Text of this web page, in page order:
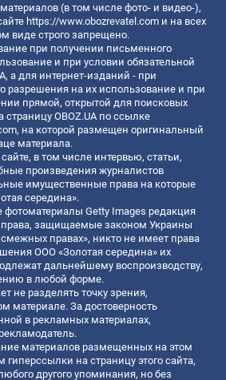
(в том числе фото- и видео-),
https://www.obozrevatel.com и на всех
виде строго запрещено.
при получении письменного
и при условии обязательной
а для интернет-изданий - при
разрешения на их использование и при
прямой, открытой для поисковых
OBOZ.UA по ссылке
, на которой размещен оригинальный
материала.
в том числе интервью, статьи,
произведения журналистов
имущественные права на которые
середина».
фотоматериалы Getty Images редакция
защищаемые законом Украины
смежных правах», никто не имеет права
ООО «Золотая середина» их
дальнейшему воспроизводству,
в любой форме.
не разделять точку зрения,
материале. За достоверность
в рекламных материалах,
материалов размещенных на этом
гиперссылки на страницу этого сайта,
другого упоминания, но без